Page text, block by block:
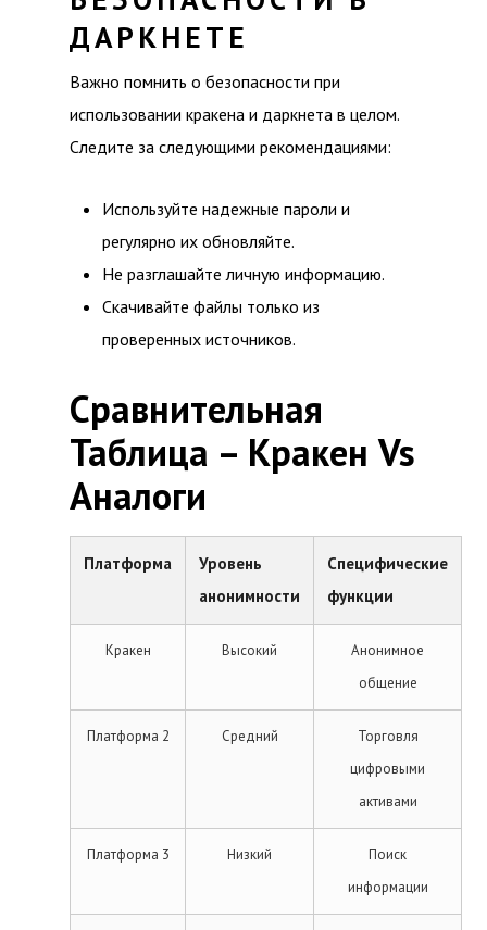
ДАРКНЕТЕ
Важно помнить о безопасности при
использовании кракена и даркнета в целом.
Следите за следующими рекомендациями:
Используйте надежные пароли и
регулярно их обновляйте.
Не разглашайте личную информацию.
Скачивайте файлы только из
проверенных источников.
Сравнительная
Таблица – Кракен Vs
Аналоги
Платформа
Уровень
анонимности
Специфические
функции
Кракен Высокий
Анонимное
общение
Платформа 2 Средний
Торговля
цифровыми
активами
Платформа 3 Низкий
Поиск
информации